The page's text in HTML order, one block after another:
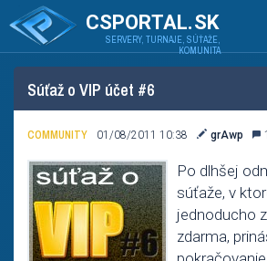
CSPORTAL.SK
SERVERY, TURNAJE, SÚŤAŽE,
KOMUNITA
Súťaž o VIP účet #6
COMMUNITY 01/08/2011 10:38 grAwp
Po dlhšej
súťaže, v
jednoducho
zdarma,